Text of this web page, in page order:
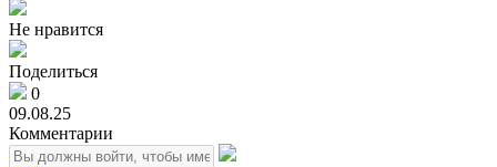
Не нравится
Поделиться
0
09.08.25
Комментарии